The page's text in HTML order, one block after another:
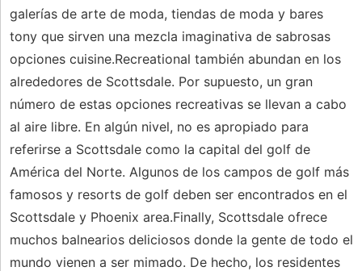
galerías de arte de moda, tiendas de moda y bares
tony que sirven una mezcla imaginativa de sabrosas
opciones cuisine.Recreational también abundan en los
alrededores de Scottsdale. Por supuesto, un gran
número de estas opciones recreativas se llevan a cabo
al aire libre. En algún nivel, no es apropiado para
referirse a Scottsdale como la capital del golf de
América del Norte. Algunos de los campos de golf más
famosos y resorts de golf deben ser encontrados en el
Scottsdale y Phoenix area.Finally, Scottsdale ofrece
muchos balnearios deliciosos donde la gente de todo el
mundo vienen a ser mimado. De hecho, los residentes